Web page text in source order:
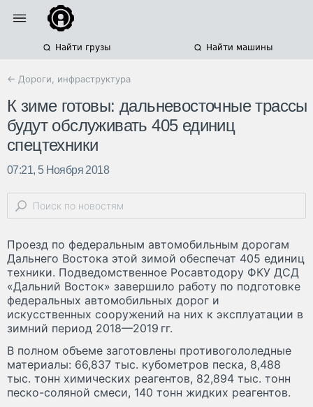
Найти грузы Найти машины
← Дороги, инфраструктура
К зиме готовы: дальневосточные трассы
будут обслуживать 405 единиц
спецтехники
07:21, 5 Ноября 2018
Проезд по федеральным автомобильным дорогам
Дальнего Востока этой зимой обеспечат 405 единиц
техники. Подведомственное Росавтодору ФКУ ДСД
«Дальний Восток» завершило работу по подготовке
федеральных автомобильных дорог и
искусственных сооружений на них к эксплуатации в
зимний период 2018—2019 гг.
В полном объеме заготовлены противогололедные
материалы: 66,837 тыс. кубометров песка, 8,488
тыс. тонн химических реагентов, 82,894 тыс. тонн
песко-соляной смеси, 140 тонн жидких реагентов.